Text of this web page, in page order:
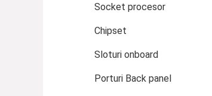
Socket procesor
Chipset
Sloturi onboard
Porturi Back panel